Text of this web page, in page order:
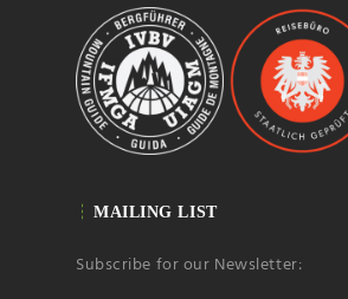
MAILING LIST
Subscribe for our Newsletter: